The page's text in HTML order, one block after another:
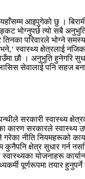
यहाँसम्म आइपुगेको छु ।
भोग्नुपर्छ त्यो सबै
तिनका परिवारले भोग्ने
स्वास्थ्य क्षेत्रलाई
छौ । अनुभुति हुनेगरि
सेवालाई पनि सहज
सरकारी स्वास्थ्य
कारण सरकारले स्वास्थ्य
नीति नियमहरूको
कुनैपनि क्षेत्र सुधार गर्न
योजनाहरू
पूर्णरूपमा तयार हुनुपर्ने